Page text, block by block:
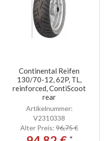
Continental Reifen
130/70-12, 62P, TL,
reinforced, ContiScoot
rear
Artikelnummer:
V2310338
Alter Preis: 96,75 €
*